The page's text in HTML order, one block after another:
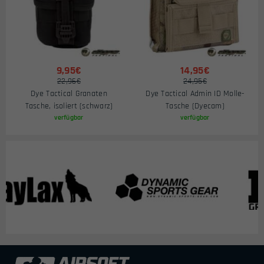
9,95€
22,96€
Dye Tactical Granaten
Tasche, isoliert (schwarz)
verfügbar
14,95€
24,95€
Dye Tactical Admin ID Molle-
Tasche (Dyecam)
verfügbar